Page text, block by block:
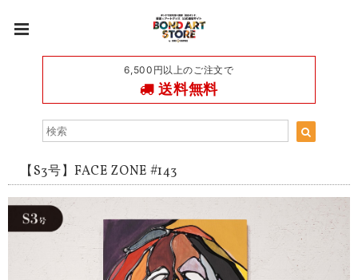
6,500円以上のご注文で
送料無料
【S3号】FACE ZONE #143